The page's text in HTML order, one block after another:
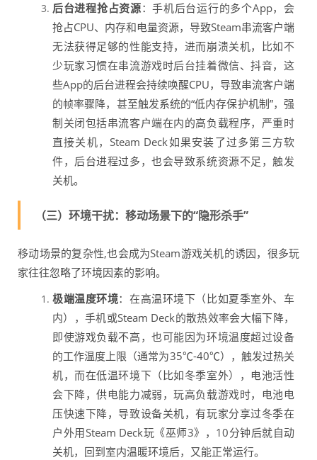
后台进程抢占资源：手机后台运行的多个App，会
抢占CPU、内存和电量资源，导致Steam串流客户端
无法获得足够的性能支持，进而崩溃关机，比如不
少玩家习惯在串流游戏时后台挂着微信、抖音，这
些App的后台进程会持续唤醒CPU，导致串流客户端
的帧率骤降，甚至触发系统的“低内存保护机制”，强
制关闭包括串流客户端在内的高负载程序，严重时
直接关机，Steam Deck如果安装了过多第三方软
件，后台进程过多，也会导致系统资源不足，触发
关机。
（三）环境干扰：移动场景下的“隐形杀手”
移动场景的复杂性,也会成为Steam游戏关机的诱因，很多玩
家往往忽略了环境因素的影响。
极端温度环境：在高温环境下（比如夏季室外、车
内），手机或Steam Deck的散热效率会大幅下降，
即使游戏负载不高，也可能因为环境温度超过设备
的工作温度上限（通常为35℃-40℃），触发过热关
机，而在低温环境下（比如冬季室外），电池活性
会下降，供电能力减弱，玩高负载游戏时，电池电
压快速下降，导致设备关机，有玩家分享过冬季在
户外用Steam Deck玩《巫师3》，10分钟后就自动
关机，回到室内温暖环境后，又能正常运行。